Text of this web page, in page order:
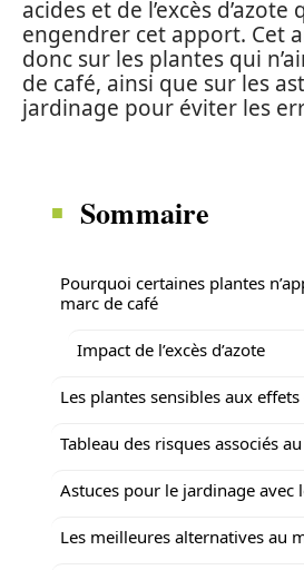
acides et de l’excès d’azote
engendrer cet apport. Cet
donc sur les plantes qui
de café, ainsi que sur les
jardinage pour éviter les
Sommaire
Pourquoi certaines plantes
marc de café
Impact de l’excès d’azote
Les plantes sensibles aux
Tableau des risques associés
Astuces pour le jardinage avec
Les meilleures alternatives au